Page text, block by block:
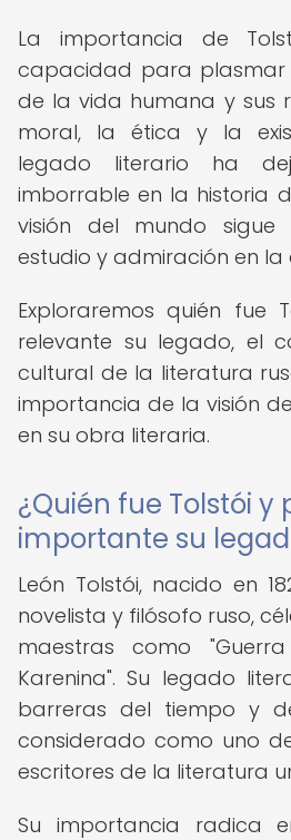
La importancia de
capacidad para plasmar
de la vida humana y sus
moral, la ética y la
legado literario ha
imborrable en la historia
visión del mundo sigue
estudio y admiración en
Exploraremos quién fue
relevante su legado, el
cultural de la literatura
importancia de la visión
en su obra literaria.
¿Quién fue Tolstói y
importante su
León Tolstói, nacido en
novelista y filósofo ruso,
maestras como
Karenina". Su legado
barreras del tiempo y
considerado como uno
escritores de la literatura
Su importancia radica